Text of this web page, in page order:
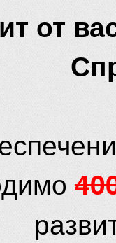
от